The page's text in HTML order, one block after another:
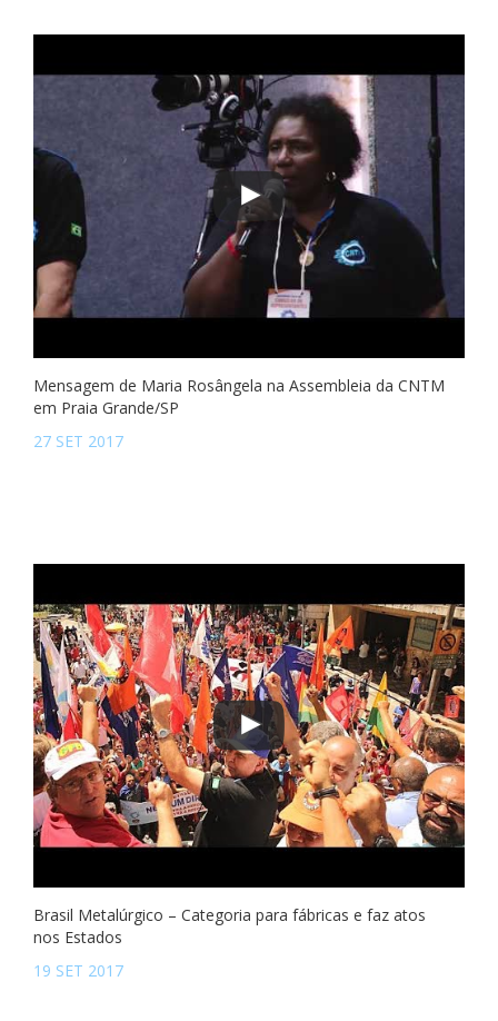
Mensagem de Maria Rosângela na Assembleia da CNTM
em Praia Grande/SP
27 SET 2017
Brasil Metalúrgico – Categoria para fábricas e faz atos
nos Estados
19 SET 2017